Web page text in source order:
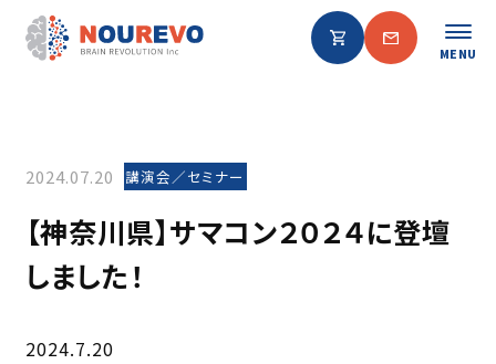
MENU
2024.07.20 講演会／セミナー
【神奈川県】サマコン２０２４に登壇
しました！
2024.7.20